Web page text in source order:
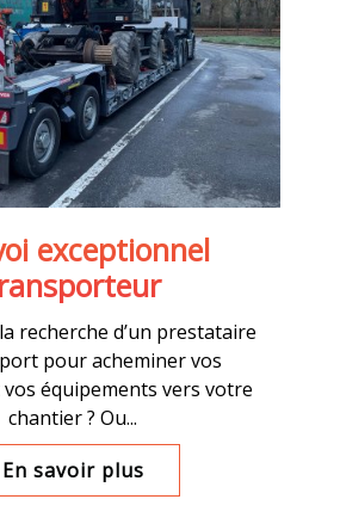
exceptionnel
recherche d’un prestataire
pour acheminer vos
vos équipements vers votre
chantier ? Ou...
En savoir plus